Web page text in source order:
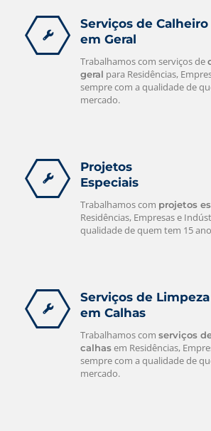
Serviços de Calheiro
em Geral
Trabalhamos com serviços de
geral para Residências,
sempre com a qualidade de
mercado.
Projetos
Especiais
Trabalhamos com projetos
Residências, Empresas e
qualidade de quem tem 15
Serviços de Limpeza
em Calhas
Trabalhamos com serviços
calhasem Residências,
sempre com a qualidade de
mercado.